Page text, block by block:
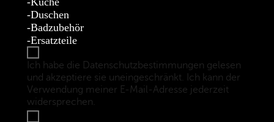
Duschen
Badzubehör
Ersatzteile
Ich habe die Datenschutzbestimmungen gelesen
und akzeptiere sie uneingeschränkt. Ich kann der
Verwendung meiner E-Mail-Adresse jederzeit
widersprechen.